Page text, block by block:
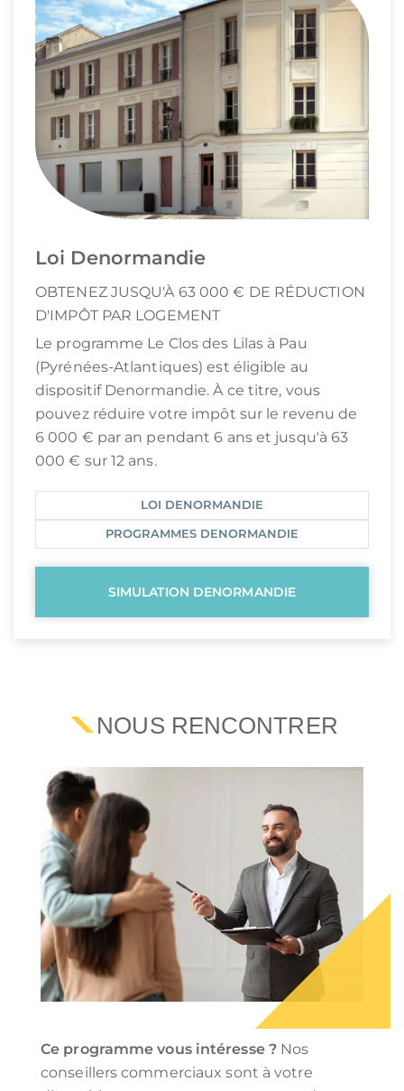
Loi Denormandie
OBTENEZ JUSQU'À 63 000 € DE RÉDUCTION
D'IMPÔT PAR LOGEMENT
Le programme Le Clos des Lilas à Pau
(Pyrénées-Atlantiques) est éligible au
dispositif Denormandie. À ce titre, vous
pouvez réduire votre impôt sur le revenu de
6 000 € par an pendant 6 ans et jusqu'à 63
000 € sur 12 ans.
LOI DENORMANDIE
PROGRAMMES DENORMANDIE
SIMULATION DENORMANDIE
NOUS RENCONTRER
Ce programme vous intéresse ?Nos
conseillers commerciaux sont à votre